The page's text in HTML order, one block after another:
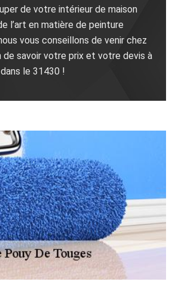
de votre intérieur de maison
l’art en matière de peinture
vous conseillons de venir chez
de savoir votre prix et votre devis à
le 31430 !